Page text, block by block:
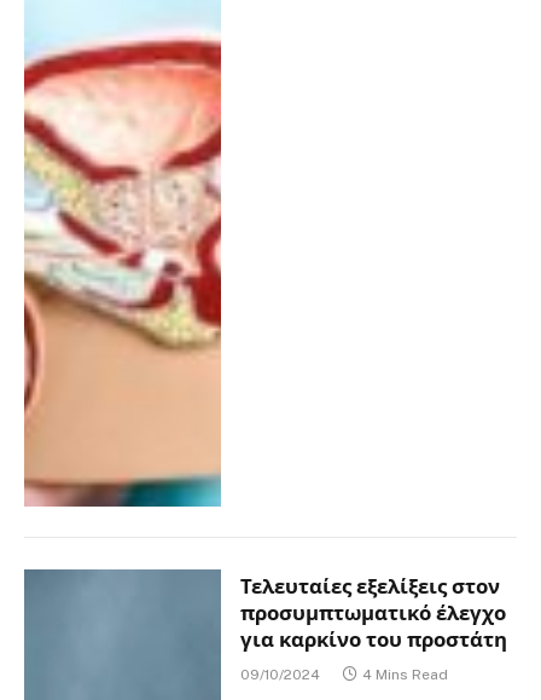
Τελευταίες εξελίξεις στον
προσυμπτωματικό έλεγχο
για καρκίνο του προστάτη
09/10/2024 4 Mins Read